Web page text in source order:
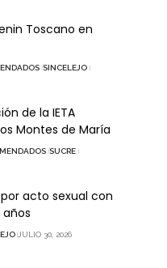
Toscano en
SINCELEJO
de la IETA
Montes de María
SUCRE
acto sexual con
JULIO 30, 2026